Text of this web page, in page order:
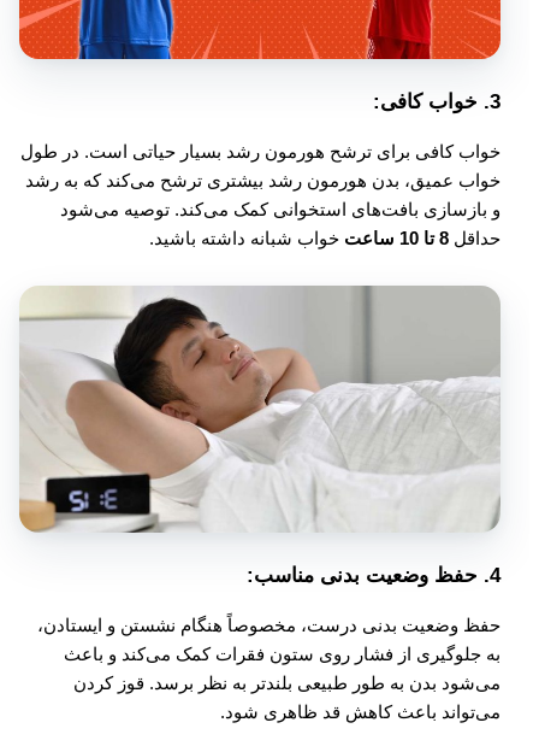
3. خواب کافی:
خواب کافی برای ترشح هورمون رشد بسیار حیاتی است. در طول
خواب عمیق، بدن هورمون رشد بیشتری ترشح می‌کند که به رشد
و بازسازی بافت‌های استخوانی کمک می‌کند. توصیه می‌شود
حداقل 8 تا 10 ساعت خواب شبانه داشته باشید.
4. حفظ وضعیت بدنی مناسب:
حفظ وضعیت بدنی درست، مخصوصاً هنگام نشستن و ایستادن،
به جلوگیری از فشار روی ستون فقرات کمک می‌کند و باعث
می‌شود بدن به طور طبیعی بلندتر به نظر برسد. قوز کردن
می‌تواند باعث کاهش قد ظاهری شود.